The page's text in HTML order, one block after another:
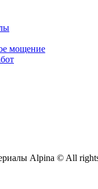
мощение
Alpina © All